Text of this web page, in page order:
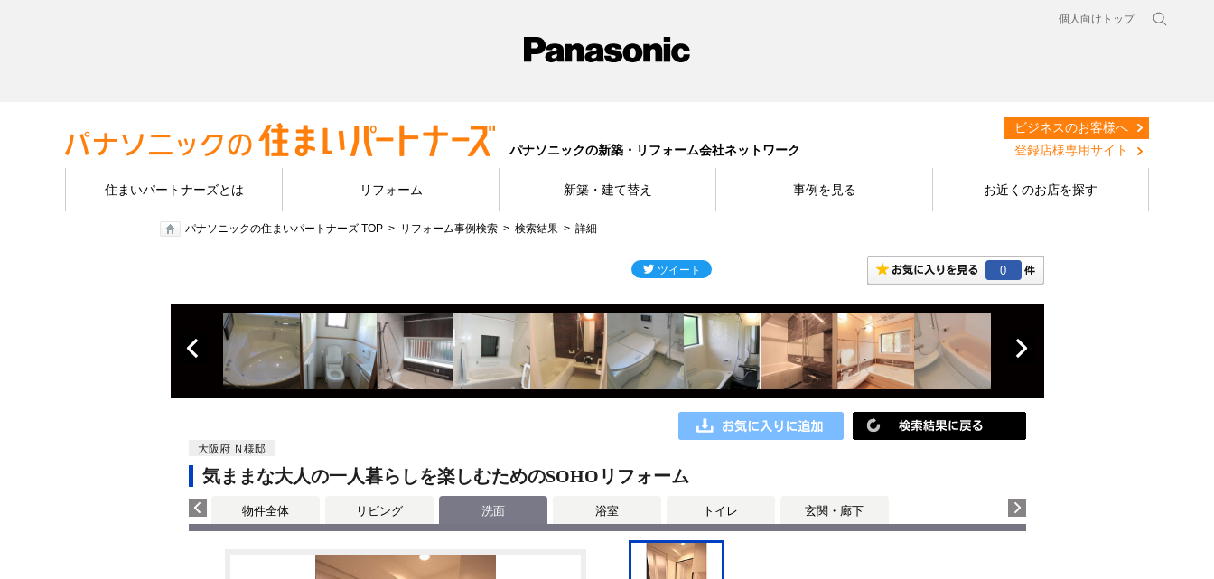
個人向けトップ
パナソニックの新築・リフォーム会社ネットワーク
ビジネスのお客様へ
登録店様専用サイト
住まいパートナーズとは リフォーム 新築・建て替え 事例を見る お近くのお店を探す
パナソニックの住まいパートナーズ TOP リフォーム事例検索 検索結果 詳細
0
大阪府 Ｎ様邸
気ままな大人の一人暮らしを楽しむためのSOHOリフォーム
物件全体 リビング 洗面 浴室 トイレ 玄関・廊下